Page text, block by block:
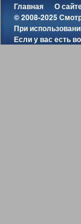
Главная О
© 2008-2025
При
Если у вас есть